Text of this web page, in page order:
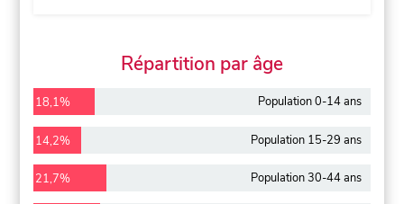
Répartition par âge
18,1% Population 0-14 ans
14,2% Population 15-29 ans
21,7% Population 30-44 ans